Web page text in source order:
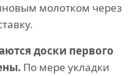
молотком через
доски первого
По мере укладки